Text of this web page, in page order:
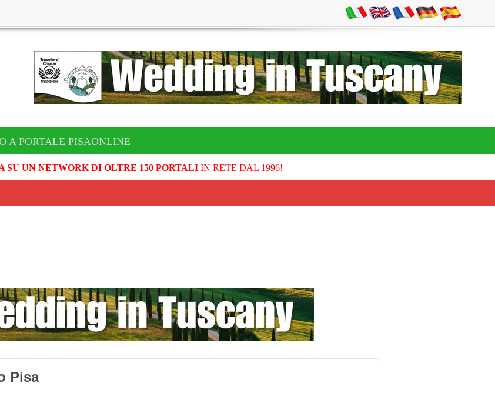
A PORTALE PISAONLINE
SU UN NETWORK DI OLTRE 150 PORTALIIN RETE DAL 1996!
Pisa